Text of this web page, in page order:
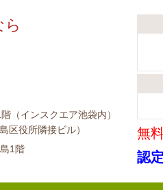
談なら
インスクエア池袋内）
隣接ビル）
1階
無
認